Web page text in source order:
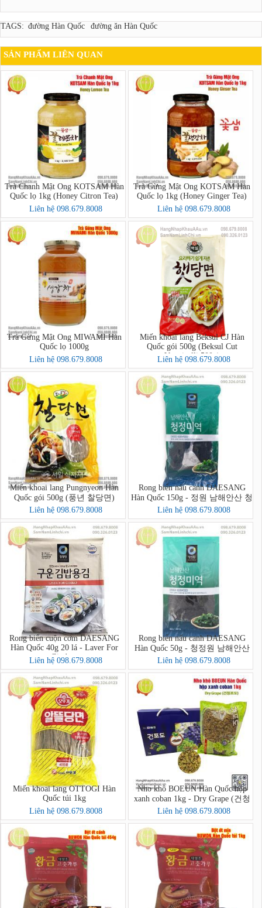
TAGS: đường Hàn Quốc đường ăn Hàn Quốc
SẢN PHẨM LIÊN QUAN
Trà Chanh Mật Ong KOTSAM Hàn
Quốc lọ 1kg (Honey Citron Tea)
Liên hệ 098.679.8008
Trà Gừng Mật Ong KOTSAM Hàn
Quốc lọ 1kg (Honey Ginger Tea)
Liên hệ 098.679.8008
Trà Gừng Mật Ong MIWAMI Hàn
Quốc lọ 1000g
Liên hệ 098.679.8008
Miến khoai lang Beksul CJ Hàn
Quốc gói 500g (Beksul Cut
Vermicelli 500g)
Liên hệ 098.679.8008
Miến khoai lang Pungnyeon Hàn
Quốc gói 500g (풍년 찰당면)
Liên hệ 098.679.8008
Rong biển nấu canh DAESANG
Hàn Quốc 150g - 정원 남해안산 청
정미역
Liên hệ 098.679.8008
Rong biển cuộn cơm DAESANG
Hàn Quốc 40g 20 lá - Laver For
Gimbap
Liên hệ 098.679.8008
Rong biển nấu canh DAESANG
Hàn Quốc 50g - 청정원 남해안산
청정미역
Liên hệ 098.679.8008
Miến khoai lang OTTOGI Hàn
Quốc túi 1kg
Liên hệ 098.679.8008
Nho khô BOEUN Hàn Quốc hộp
xanh coban 1kg - Dry Grape (건청
포도)
Liên hệ 098.679.8008